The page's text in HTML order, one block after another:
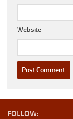
Website
FOLLOW: